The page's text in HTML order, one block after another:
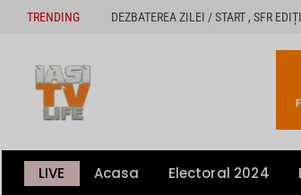
TRENDING DEZBATEREA ZILEI / START , SFR
LIVE Acasa Electoral 2024